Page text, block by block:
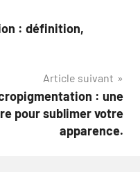
: définition,
Article suivant
: une
pour sublimer votre
apparence.